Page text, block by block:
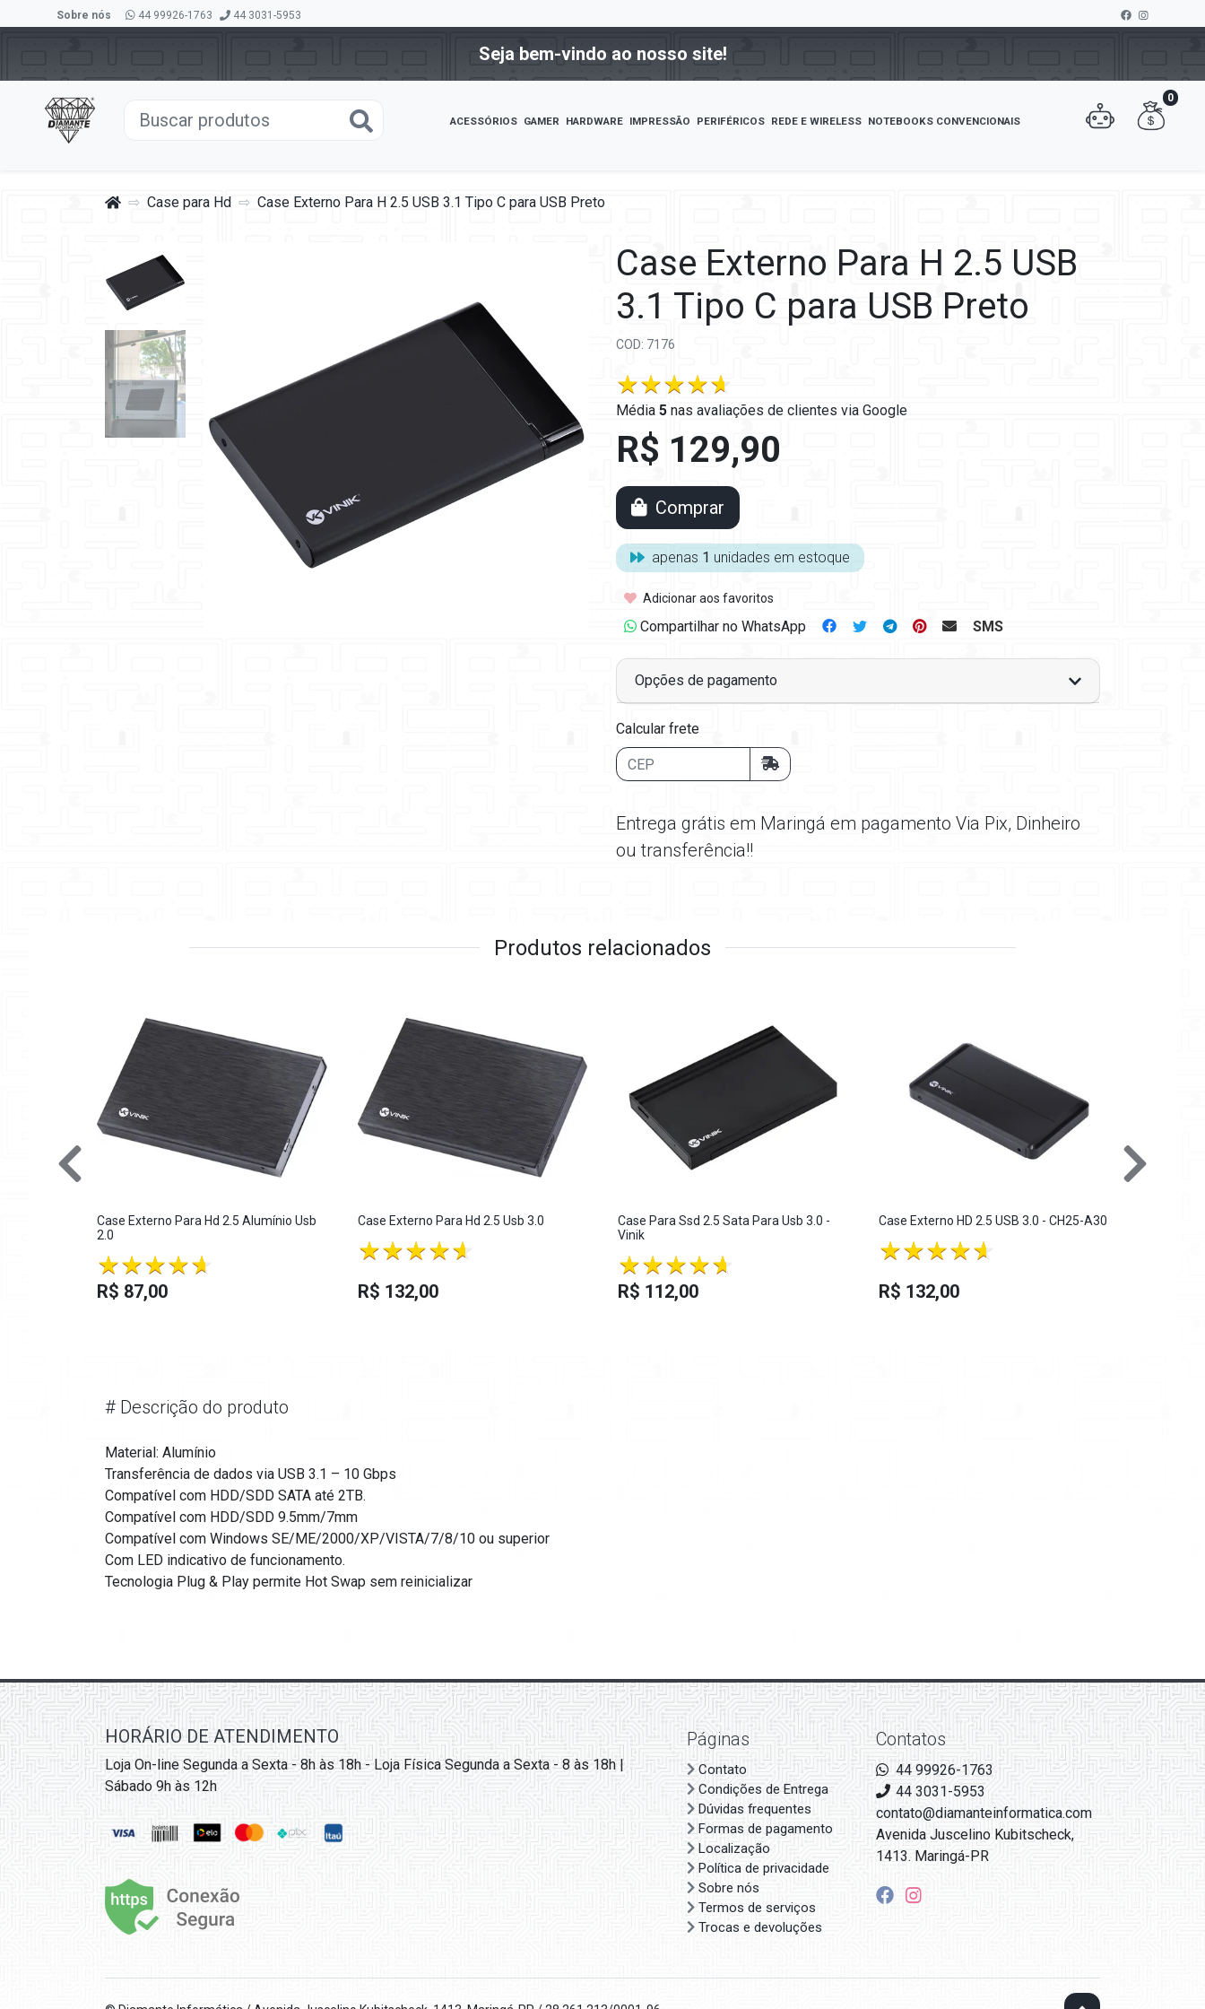
Seja bem-vindo ao nosso site!
Sobre nós 44 99926-1763 44 3031-5953
0
ACESSÓRIOS
GAMER HARDWARE IMPRESSÃO PERIFÉRICOS REDE E WIRELESS NOTEBOOKS CONVENCIONAIS
Case para Hd Case Externo Para H 2.5 USB 3.1 Tipo C para USB Preto
Case Externo Para H 2.5 USB
3.1 Tipo C para USB Preto
COD: 7176
Média 5 nas avaliações de clientes via Google
R$ 129,90
Comprar
apenas 1 unidades em estoque
Adicionar aos favoritos
Compartilhar no WhatsApp SMS
Opções de pagamento
Calcular frete
Entrega grátis em Maringá em pagamento Via Pix, Dinheiro
ou transferência!!
Produtos relacionados
Case Externo Para Hd 2.5 Alumínio Usb
2.0
R$ 87,00
Case Externo Para Hd 2.5 Usb 3.0
R$ 132,00
Case Para Ssd 2.5 Sata Para Usb 3.0 -
Vinik
R$ 112,00
Case Externo HD 2.5 USB 3.0 - CH25-A30
R$ 132,00
# Descrição do produto
Material: Alumínio
Transferência de dados via USB 3.1 – 10 Gbps
Compatível com HDD/SDD SATA até 2TB.
Compatível com HDD/SDD 9.5mm/7mm
Compatível com Windows SE/ME/2000/XP/VISTA/7/8/10 ou superior
Com LED indicativo de funcionamento.
Tecnologia Plug & Play permite Hot Swap sem reinicializar
Contatos
44 99926-1763
44 3031-5953
contato@diamanteinformatica.com
Avenida Juscelino Kubitscheck,
1413. Maringá-PR
Páginas
Contato
Condições de Entrega
Dúvidas frequentes
Formas de pagamento
Localização
Política de privacidade
Sobre nós
Termos de serviços
Trocas e devoluções
HORÁRIO DE ATENDIMENTO
Loja On-line Segunda a Sexta - 8h às 18h - Loja Física Segunda a Sexta - 8 às 18h |
Sábado 9h às 12h